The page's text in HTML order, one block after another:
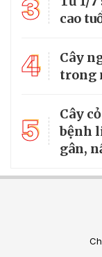
3
cao
4
Cây
trong
5
Cây
bệnh
gân,